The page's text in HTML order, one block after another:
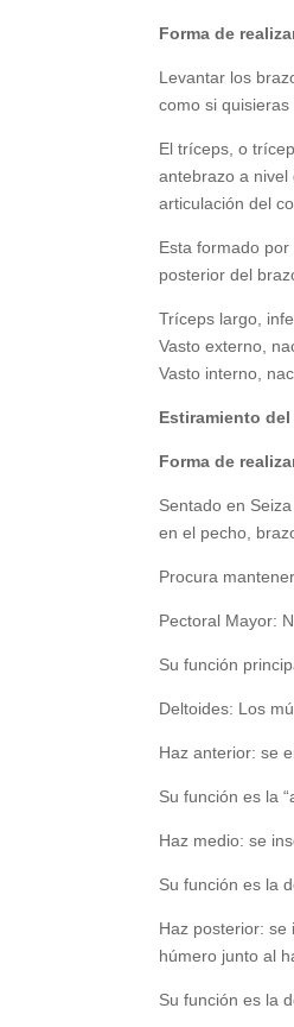
Forma de
Levantar los
como si
El tríceps, o
antebrazo a
articulación del
Esta formado
posterior del
Tríceps largo,
Vasto externo,
Vasto interno,
Estiramiento
Forma de
Sentado en
en el pecho,
Procura
Pectoral Mayor:
Su función
Deltoides: Los
Haz anterior: se
Su función es la
Haz medio: se
Su función es la
Haz posterior:
húmero junto al
Su función es la